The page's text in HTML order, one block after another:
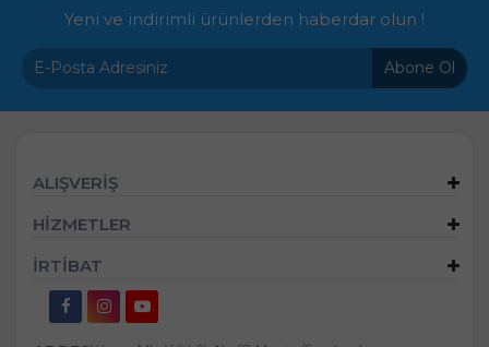
Yeni ve indirimli ürünlerden haberdar olun !
Abone Ol
ALIŞVERİŞ
HİZMETLER
İRTİBAT